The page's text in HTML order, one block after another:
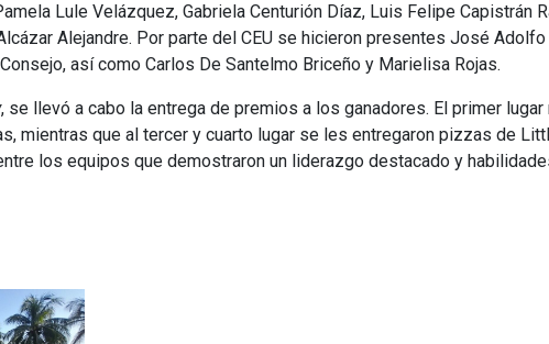
Lule Velázquez, Gabriela Centurión Díaz, Luis Felipe Capistrán
Alejandre. Por parte del CEU se hicieron presentes José
así como Carlos De Santelmo Briceño y Marielisa Rojas.
, se llevó a cabo la entrega de premios a los ganadores. El primer
mientras que al tercer y cuarto lugar se les entregaron pizzas de
los equipos que demostraron un liderazgo destacado y